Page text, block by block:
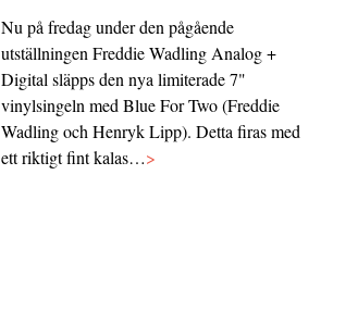
Nu på fredag under den pågående
utställningen Freddie Wadling Analog +
Digital släpps den nya limiterade 7"
vinylsingeln med Blue For Two (Freddie
Wadling och Henryk Lipp). Detta firas med
ett riktigt fint kalas…>